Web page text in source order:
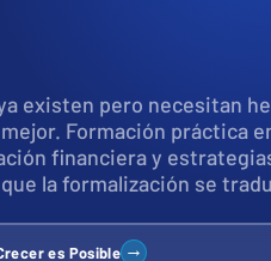
existen pero necesitan
Formación práctica
financiera y
la formalización se
es Posible→